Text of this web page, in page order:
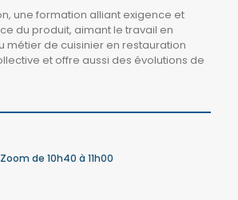
une formation alliant exigence et
du produit, aimant le travail en
métier de cuisinier en restauration
et offre aussi des évolutions de
de 10h40 à 11h00